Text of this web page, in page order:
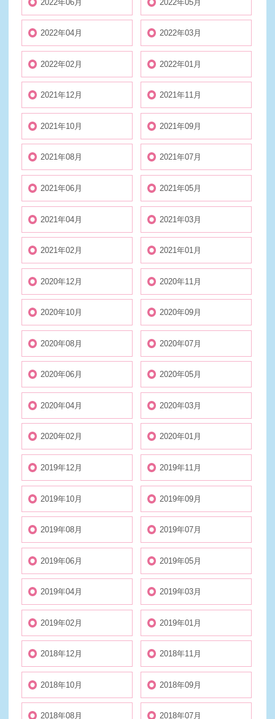
2022年06月 2022年05月
2022年04月 2022年03月
2022年02月 2022年01月
2021年12月 2021年11月
2021年10月 2021年09月
2021年08月 2021年07月
2021年06月 2021年05月
2021年04月 2021年03月
2021年02月 2021年01月
2020年12月 2020年11月
2020年10月 2020年09月
2020年08月 2020年07月
2020年06月 2020年05月
2020年04月 2020年03月
2020年02月 2020年01月
2019年12月 2019年11月
2019年10月 2019年09月
2019年08月 2019年07月
2019年06月 2019年05月
2019年04月 2019年03月
2019年02月 2019年01月
2018年12月 2018年11月
2018年10月 2018年09月
2018年08月 2018年07月